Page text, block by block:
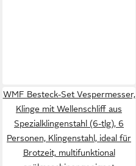
WMF Besteck-Set Vespermesser,
Klinge mit Wellenschliff aus
Spezialklingenstahl (6-tlg), 6
Personen, Klingenstahl, ideal für
Brotzeit, multifunktional